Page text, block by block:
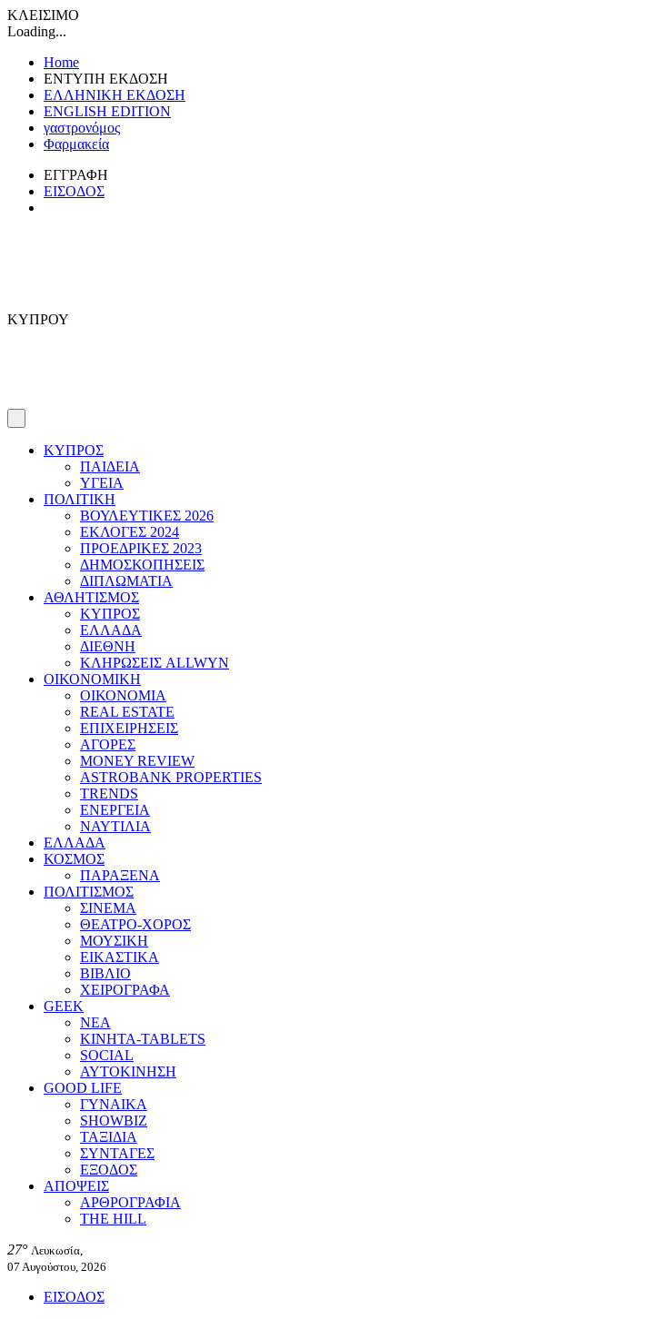
ΚΛΕΙΣΙΜΟ
Loading...
Home
ΕΝΤΥΠΗ ΕΚΔΟΣΗ
ΕΛΛΗΝΙΚΗ ΕΚΔΟΣΗ
ENGLISH EDITION
γαστρονόμος
Φαρμακεία
ΕΓΓΡΑΦΗ
ΕΙΣΟΔΟΣ
ΚΥΠΡΟΥ
ΚΥΠΡΟΣ
ΠΑΙΔΕΙΑ
ΥΓΕΙΑ
ΠΟΛΙΤΙΚΗ
ΒΟΥΛΕΥΤΙΚΕΣ 2026
ΕΚΛΟΓΕΣ 2024
ΠΡΟΕΔΡΙΚΕΣ 2023
ΔΗΜΟΣΚΟΠΗΣΕΙΣ
ΔΙΠΛΩΜΑΤΙΑ
ΑΘΛΗΤΙΣΜΟΣ
ΚΥΠΡΟΣ
ΕΛΛΑΔΑ
ΔΙΕΘΝΗ
ΚΛΗΡΩΣΕΙΣ ALLWYN
ΟΙΚΟΝΟΜΙΚΗ
ΟΙΚΟΝΟΜΙΑ
REAL ESTATE
ΕΠΙΧΕΙΡΗΣΕΙΣ
ΑΓΟΡΕΣ
MONEY REVIEW
ASTROBANK PROPERTIES
TRENDS
ΕΝΕΡΓΕΙΑ
ΝΑΥΤΙΛΙΑ
ΕΛΛΑΔΑ
ΚΟΣΜΟΣ
ΠΑΡΑΞΕΝΑ
ΠΟΛΙΤΙΣΜΟΣ
ΣΙΝΕΜΑ
ΘΕΑΤΡΟ-ΧΟΡΟΣ
ΜΟΥΣΙΚΗ
ΕΙΚΑΣΤΙΚΑ
ΒΙΒΛΙΟ
ΧΕΙΡΟΓΡΑΦΑ
GEEK
ΝΕΑ
ΚΙΝΗΤΑ-TABLETS
SOCIAL
ΑΥΤΟΚΙΝΗΣΗ
GOOD LIFE
ΓΥΝΑΙΚΑ
SHOWBIZ
ΤΑΞΙΔΙΑ
ΣΥΝΤΑΓΕΣ
ΕΞΟΔΟΣ
ΑΠΟΨΕΙΣ
ΑΡΘΡΟΓΡΑΦΙΑ
THE HILL
27° Λευκωσία,
07 Αυγούστου, 2026
ΕΙΣΟΔΟΣ